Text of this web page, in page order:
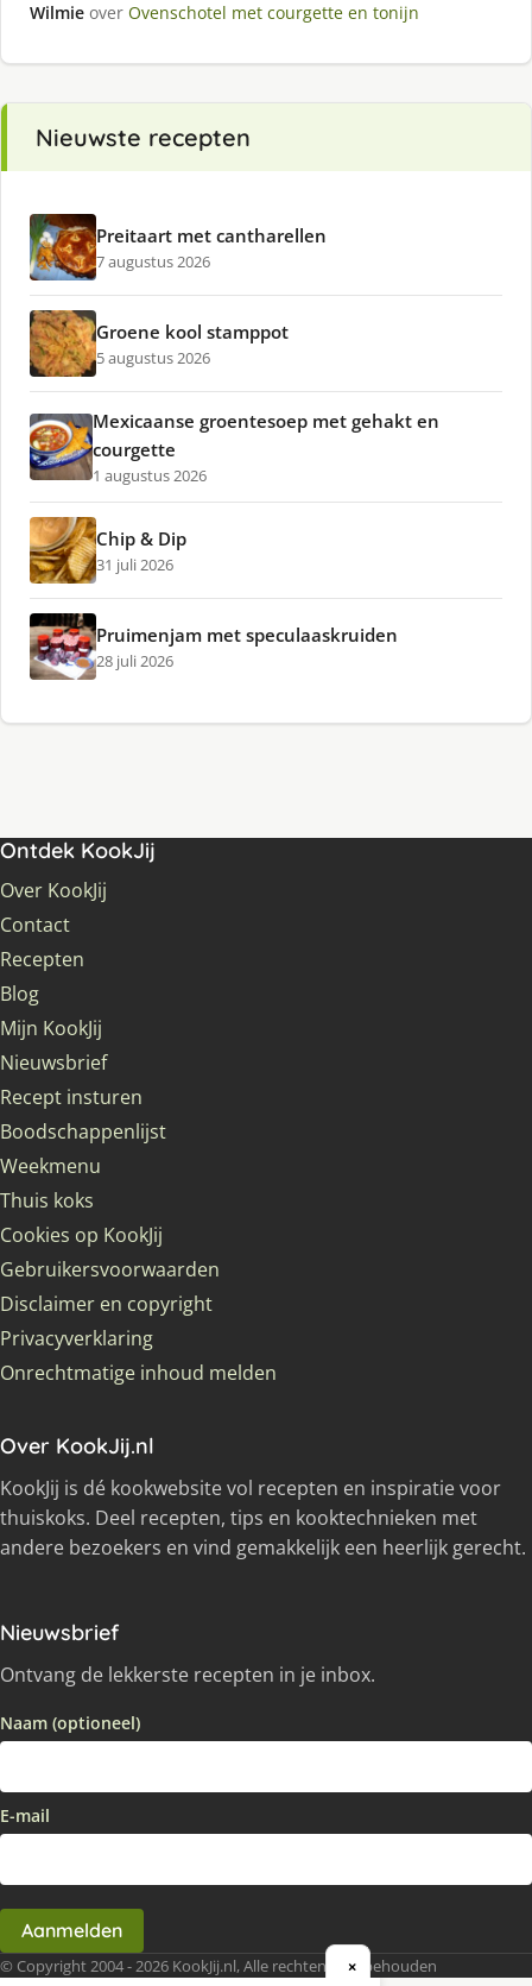
Wilmie over Ovenschotel met courgette en tonijn
Nieuwste recepten
Preitaart met cantharellen
7 augustus 2026
Groene kool stamppot
5 augustus 2026
Mexicaanse groentesoep met gehakt en
courgette
1 augustus 2026
Chip & Dip
31 juli 2026
Pruimenjam met speculaaskruiden
28 juli 2026
Ontdek KookJij
Over KookJij
Contact
Recepten
Blog
Mijn KookJij
Nieuwsbrief
Recept insturen
Boodschappenlijst
Weekmenu
Thuis koks
Cookies op KookJij
Gebruikersvoorwaarden
Disclaimer en copyright
Privacyverklaring
Onrechtmatige inhoud melden
Over KookJij.nl
KookJij is dé kookwebsite vol recepten en inspiratie voor
thuiskoks. Deel recepten, tips en kooktechnieken met
andere bezoekers en vind gemakkelijk een heerlijk gerecht.
Nieuwsbrief
Ontvang de lekkerste recepten in je inbox.
Naam (optioneel)
E-mail
Aanmelden
© Copyright 2004 - 2026 KookJij.nl, Alle rechten voorbehouden
×